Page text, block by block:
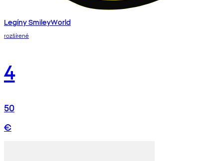
Legíny SmileyWorld
rozšírené
4
50
€